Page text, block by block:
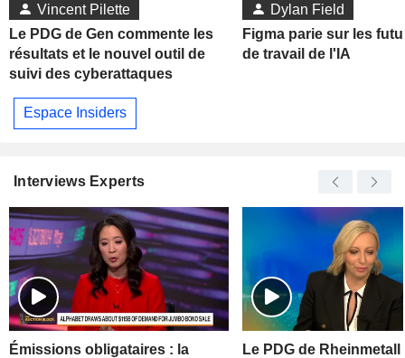
Vincent Pilette
Le PDG de Gen commente les
résultats et le nouvel outil de
suivi des cyberattaques
Dylan Field
Figma parie sur les
de travail de l'IA
Espace Insiders
Interviews Experts
Émissions obligataires : la
Le PDG de